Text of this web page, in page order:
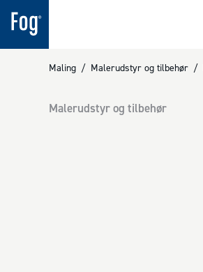
Maling / Malerudstyr og tilbehør /
Malerudstyr og tilbehør